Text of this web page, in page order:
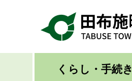
先
くらし・手続き